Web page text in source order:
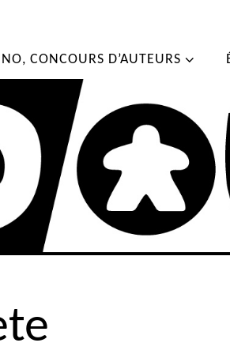
CONCOURS D’AUTEURS